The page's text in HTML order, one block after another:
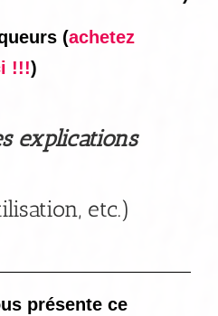
(achetez
!!!)
explications
etc.)
présente ce